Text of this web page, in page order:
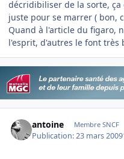
décridibiliser de la sorte,
juste pour se marrer ( bon,
Quand à l'article du figaro,
l'esprit, d'autres le font très
antoine Membre SNCF
Publication:23 mars 2009